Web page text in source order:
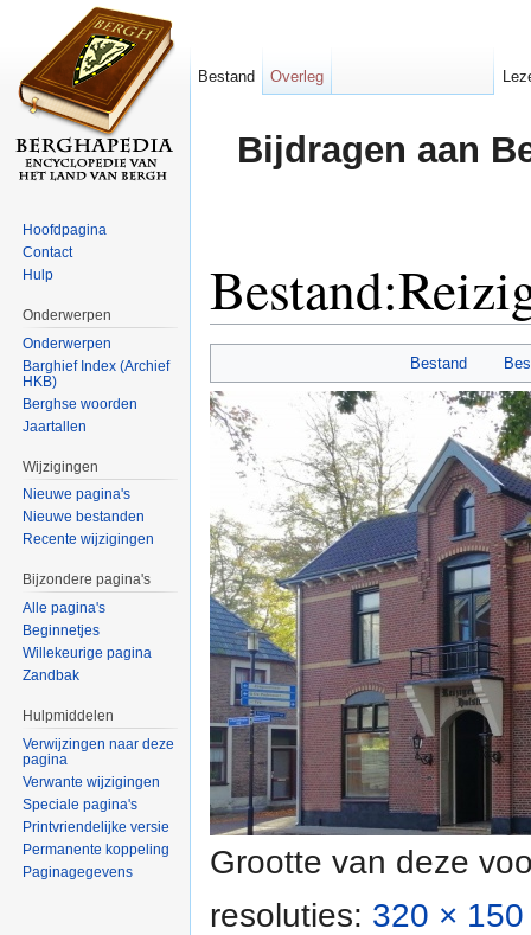
Bijdragen aan
Bestand
Grootte van deze
resoluties: 320 ×
Bestand Overleg
Hoofdpagina
Contact
Hulp
Onderwerpen
Onderwerpen
Barghief Index (Archief
HKB)
Berghse woorden
Jaartallen
Wijzigingen
Nieuwe pagina's
Nieuwe bestanden
Recente wijzigingen
Bijzondere pagina's
Alle pagina's
Beginnetjes
Willekeurige pagina
Zandbak
Hulpmiddelen
Verwijzingen naar deze
pagina
Verwante wijzigingen
Speciale pagina's
Printvriendelijke versie
Permanente koppeling
Paginagegevens